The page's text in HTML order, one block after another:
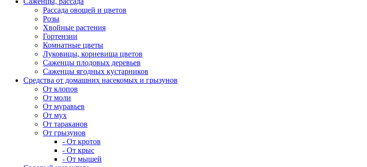
Рассада овощей и цветов
Розы
Хвойные растения
Гортензии
Комнатные цветы
Луковицы, корневища цветов
Саженцы плодовых деревьев
Саженцы ягодных кустарников
Средства от домашних насекомых и грызунов
От клопов
От моли
От муравьев
От мух
От тараканов
От грызунов
- От кротов
- От крыс
- От мышей